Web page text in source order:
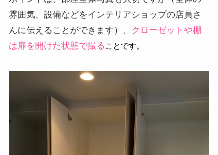
雰囲気、設備などをインテリアショップの店員さ
んに伝えることができます）、
クローゼットや棚
は扉を開けた状態で撮る ことです。